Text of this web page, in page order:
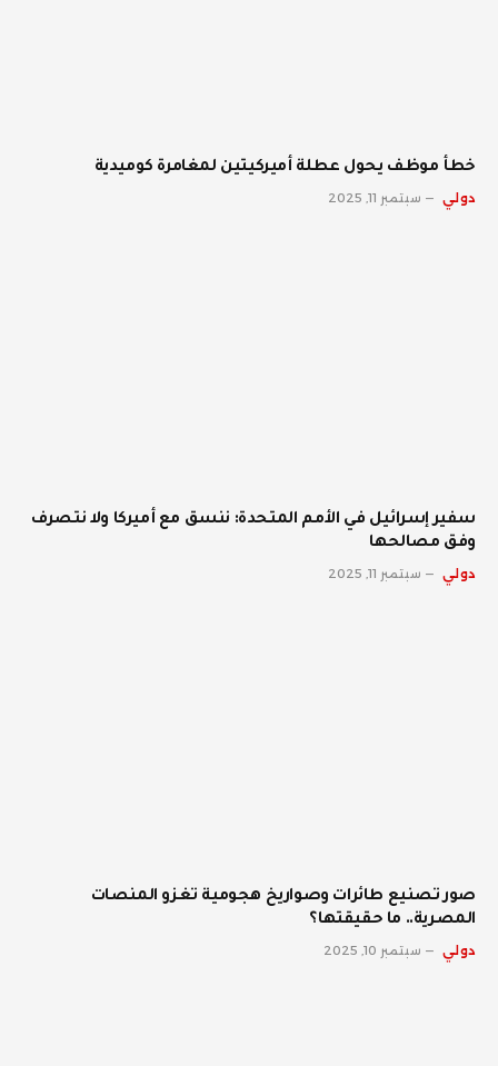
خطأ موظف يحول عطلة أميركيتين لمغامرة كوميدية
دولي سبتمبر 11, 2025
سفير إسرائيل في الأمم المتحدة: ننسق مع أميركا ولا نتصرف
وفق مصالحها
دولي سبتمبر 11, 2025
صور تصنيع طائرات وصواريخ هجومية تغزو المنصات
المصرية.. ما حقيقتها؟
دولي سبتمبر 10, 2025